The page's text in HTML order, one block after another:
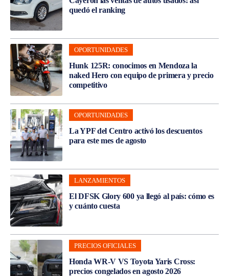
quedó el ranking
OPORTUNIDADES
Hunk 125R: conocimos en Mendoza la
naked Hero con equipo de primera y precio
competitivo
OPORTUNIDADES
La YPF del Centro activó los descuentos
para este mes de agosto
LANZAMIENTOS
El DFSK Glory 600 ya llegó al país: cómo es
y cuánto cuesta
PRECIOS OFICIALES
Honda WR-V VS Toyota Yaris Cross:
precios congelados en agosto 2026